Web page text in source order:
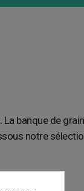
banque de
notre